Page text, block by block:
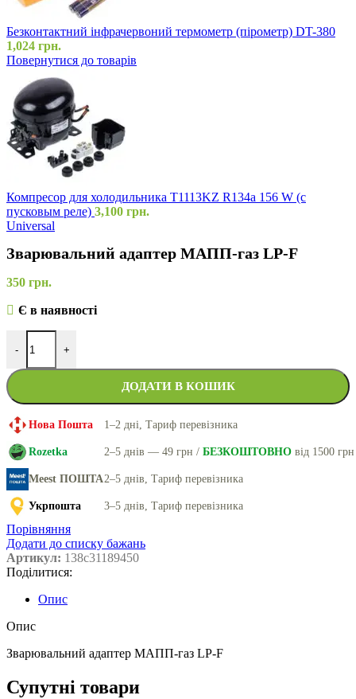
Безконтактний інфрачервоний термометр (пірометр) DT-380
1,024 грн.
Повернутися до товарів
Компресор для холодильника T1113KZ R134a 156 W (c
пусковым реле) 3,100 грн.
Universal
Зварювальний адаптер МАПП-газ LP-F
350 грн.
Є в наявності
- +
ДОДАТИ В КОШИК
Нова Пошта 1–2 дні, Тариф перевізника
Rozetka 2–5 днів — 49 грн / БЕЗКОШТОВНО від 1500 грн
Meest ПОШТА2–5 днів, Тариф перевізника
Укрпошта 3–5 днів, Тариф перевізника
Порівняння
Додати до списку бажань
Артикул: 138c31189450
Поділитися:
Опис
Опис
Зварювальний адаптер МАПП-газ LP-F
Супутні товари